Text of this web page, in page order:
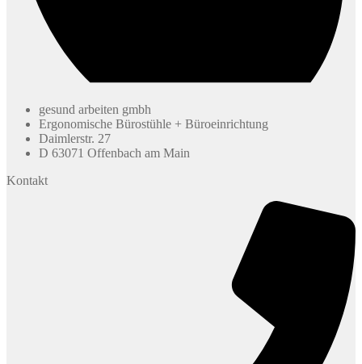
gesund arbeiten gmbh
Ergonomische Bürostühle + Büroeinrichtung
Daimlerstr. 27
D 63071 Offenbach am Main
Kontakt